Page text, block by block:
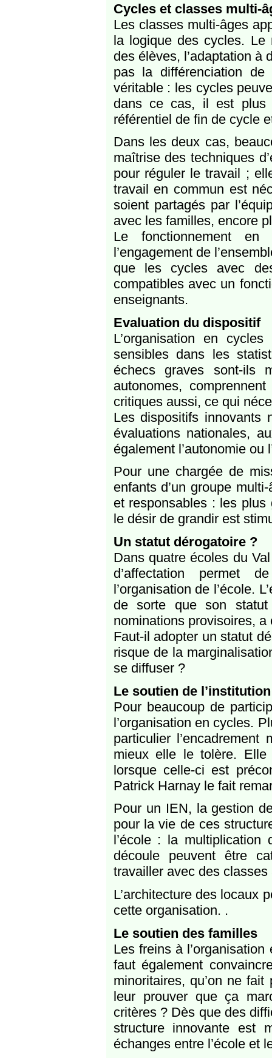
Cycles et classes multi-
Les classes multi-âges
la logique des cycles. Le
des élèves, l’adaptation à
pas la différenciation
véritable : les cycles
dans ce cas, il est plus
référentiel de fin de cycle
Dans les deux cas,
maîtrise des techniques
pour réguler le travail ;
travail en commun est
soient partagés par
avec les familles, encore
Le fonctionnement
l’engagement de
que les cycles avec
compatibles avec un
enseignants.
Evaluation du dispositif
L’organisation en
sensibles dans les
échecs graves sont-ils
autonomes,
critiques aussi, ce qui
Les dispositifs innovants
évaluations nationales,
également l’autonomie ou
Pour une chargée de
enfants d’un groupe
et responsables : les
le désir de grandir est
Un statut dérogatoire ?
Dans quatre écoles du
d’affectation permet
l’organisation de l’école.
de sorte que son statut
nominations provisoires,
Faut-il adopter un statut
risque de la
se diffuser ?
Le soutien de
Pour beaucoup de
l’organisation en cycles.
particulier
mieux elle le tolère. Elle
lorsque celle-ci est
Patrick Harnay le fait
Pour un IEN, la gestion
pour la vie de ces
l’école : la multiplication
découle peuvent être
travailler avec des
L’architecture des locaux
cette organisation. .
Le soutien des familles
Les freins à
faut également
minoritaires, qu’on ne
leur prouver que ça
critères ? Dès que des
structure innovante est
échanges entre l’école et